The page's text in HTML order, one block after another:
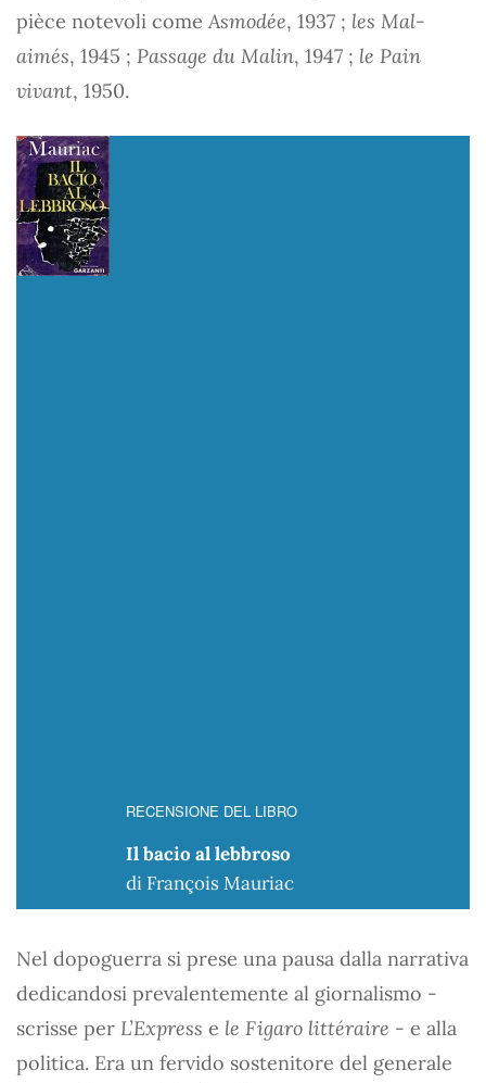
pièce notevoli come Asmodée, 1937 ; les Mal-
aimés, 1945 ; Passage du Malin, 1947 ; le Pain
vivant, 1950.
RECENSIONE DEL LIBRO
Il bacio al lebbroso
di François Mauriac
Nel dopoguerra si prese una pausa dalla narrativa
dedicandosi prevalentemente al giornalismo -
scrisse per L’Express e le Figaro littéraire - e alla
politica. Era un fervido sostenitore del generale